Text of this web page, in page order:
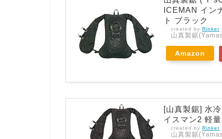
ICEMAN イン
ト ブラック
created by Rinker
山真製鋸
Amazon
[山真製鋸] 水
イスマン2 軽
created by Rinker
山真製鋸